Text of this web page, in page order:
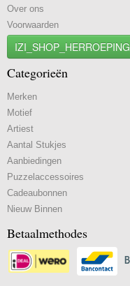
Over ons
Voorwaarden
IZI_SHOP_HERROEPING
Categorieën
Merken
Motief
Artiest
Aantal Stukjes
Aanbiedingen
Puzzelaccessoires
Cadeaubonnen
Nieuw Binnen
Betaalmethodes